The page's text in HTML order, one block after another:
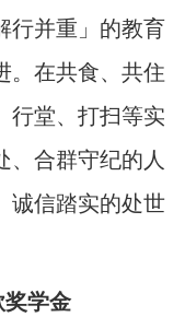
行并重」的教育
。在共食、共住
行堂、打扫等实
、合群守纪的人
诚信踏实的处世
学金